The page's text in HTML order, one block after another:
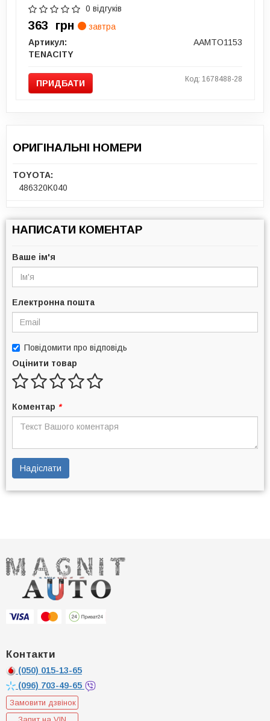
0 відгуків
363 грн
завтра
Артикул:
AAMTO1153
TENACITY
ПРИДБАТИ Код: 1678488-28
ОРИГІНАЛЬНІ НОМЕРИ
TOYOTA:
486320K040
НАПИСАТИ КОМЕНТАР
Ваше ім'я
Електронна пошта
Повідомити про відповідь
Оцінити товар
Коментар *
Надіслати
Контакти
(050) 015-13-65
(096) 703-49-65
Замовити дзвінок